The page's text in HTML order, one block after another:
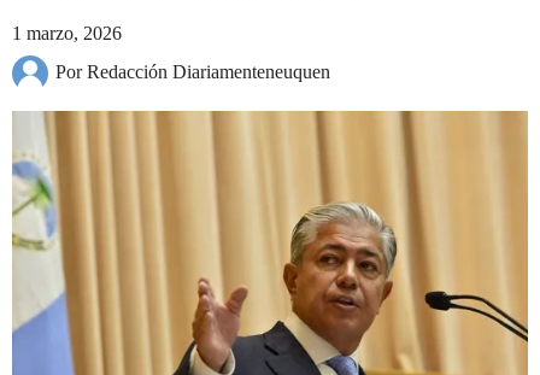
1 marzo, 2026
Por Redacción Diariamenteneuquen